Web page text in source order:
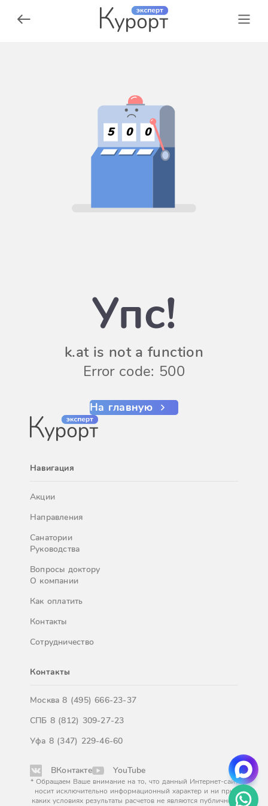
5 0 0
Упс!
k.at is not a function
Error code: 500
На главную
Навигация
Акции
Направления
Санатории
Руководства
Вопросы доктору
О компании
Как оплатить
Контакты
Сотрудничество
Контакты
Москва8 (495) 666-23-37
СПБ 8 (812) 309-27-23
Уфа 8 (347) 229-46-60
ВКонтакте YouTube
* Обращаем Ваше внимание на то, что данный Интернет-сайт
носит исключительно информационный характер и ни при
каких условиях результаты расчетов не являются публичной